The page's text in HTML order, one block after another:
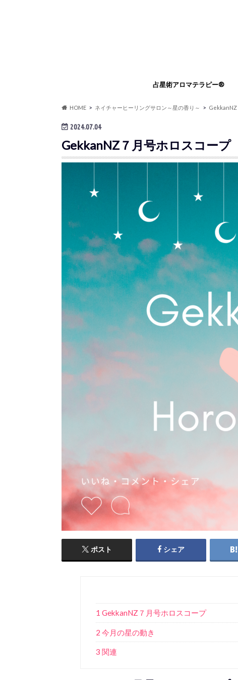
占星術アロマテラピー®
ングセッション
リングセッション
HOME ネイチャーヒーリングサロン～星の香り～ GekkanNZ
2024.07.04
GekkanNZ７月号ホロスコープ
ポスト シェア
1 GekkanNZ７月号ホロスコープ
2 今月の星の動き
3 関連